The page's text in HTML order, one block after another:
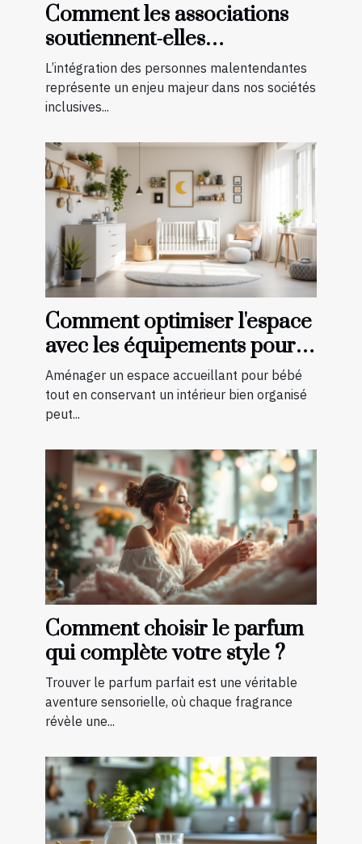
Comment les associations
soutiennent-elles
l'intégration des
malentendants ?
L’intégration des personnes malentendantes
représente un enjeu majeur dans nos sociétés
inclusives...
Comment optimiser l'espace
avec les équipements pour
bébé?
Aménager un espace accueillant pour bébé
tout en conservant un intérieur bien organisé
peut...
Comment choisir le parfum
qui complète votre style ?
Trouver le parfum parfait est une véritable
aventure sensorielle, où chaque fragrance
révèle une...